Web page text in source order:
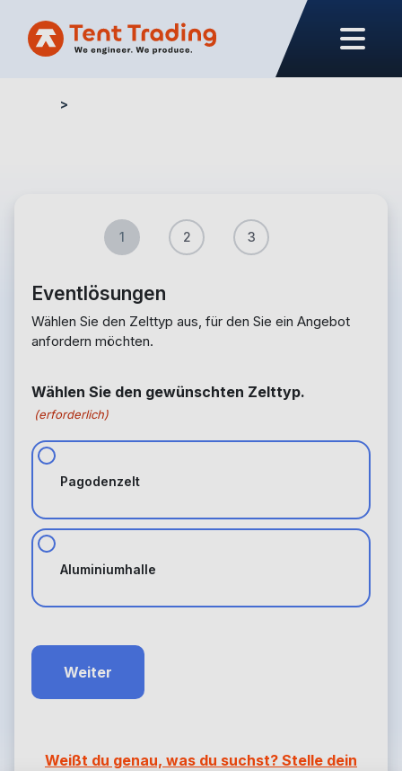
1 2 3
Eventlösungen
Wählen Sie den Zelttyp aus, für den Sie ein Angebot
anfordern möchten.
Wählen Sie den gewünschten Zelttyp.
(erforderlich)
Pagodenzelt
Aluminiumhalle
Weißt du genau, was du suchst? Stelle dein